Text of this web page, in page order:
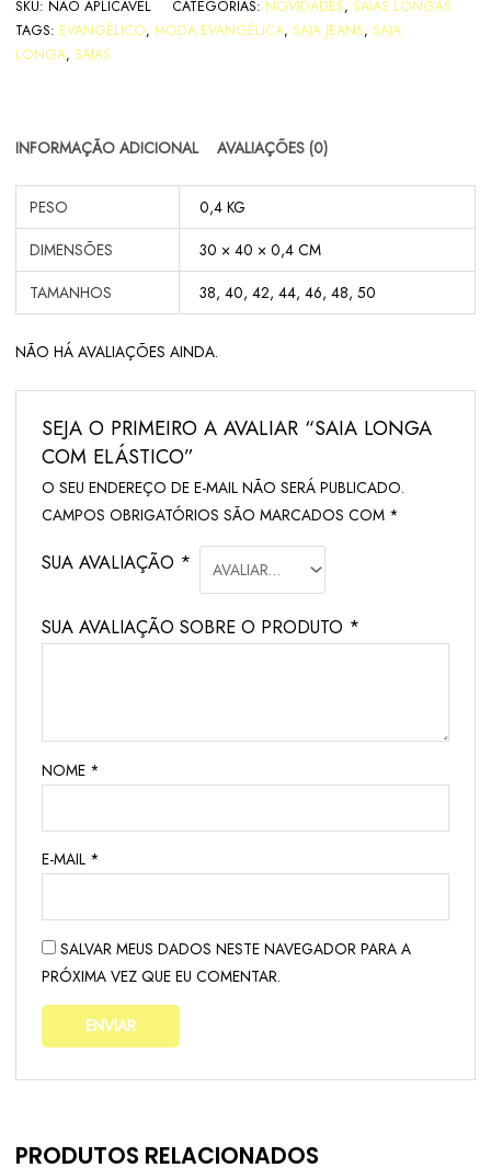
SKU: NÃO APLICÁVEL CATEGORIAS: NOVIDADES, SAIAS LONGAS
TAGS: EVANGÉLICO, MODA EVANGÉLICA, SAIA JEANS, SAIA
LONGA, SAIAS
INFORMAÇÃO ADICIONAL AVALIAÇÕES (0)
PESO
0,4 KG
DIMENSÕES
30 × 40 × 0,4 CM
TAMANHOS
38, 40, 42, 44, 46, 48, 50
NÃO HÁ AVALIAÇÕES AINDA.
SEJA O PRIMEIRO A AVALIAR “SAIA LONGA
COM ELÁSTICO”
O SEU ENDEREÇO DE E-MAIL NÃO SERÁ PUBLICADO.
CAMPOS OBRIGATÓRIOS SÃO MARCADOS COM *
SUA AVALIAÇÃO *
SUA AVALIAÇÃO SOBRE O PRODUTO *
NOME *
E-MAIL *
SALVAR MEUS DADOS NESTE NAVEGADOR PARA A
PRÓXIMA VEZ QUE EU COMENTAR.
PRODUTOS RELACIONADOS